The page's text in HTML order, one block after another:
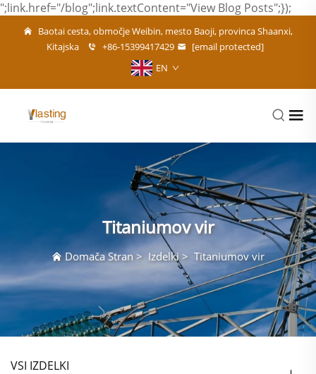
";link.href="/blog";link.textContent="View Blog Posts";});
Baotai cesta, območje Weibin, mesto Baoji, provinca Shaanxi,
Kitajska
+86-15399417429
[email protected]
EN
Titaniumov vir
Domača Stran > Izdelki > Titaniumov vir
VSI IZDELKI